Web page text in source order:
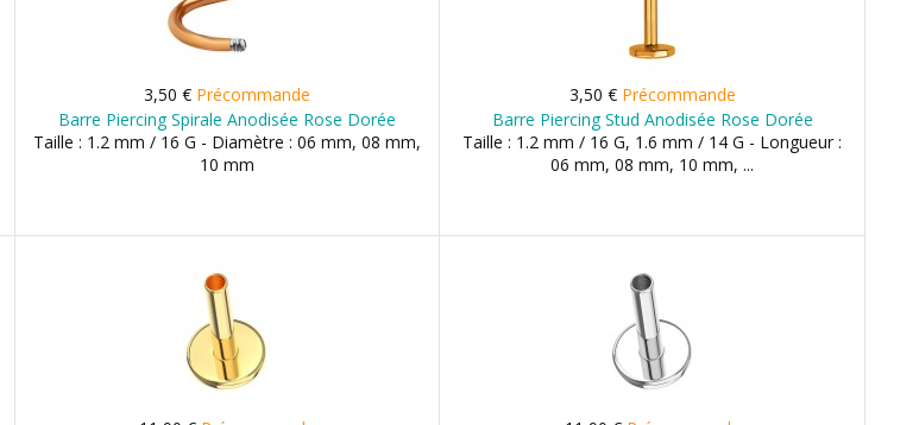
3,50 € Précommande
Barre Piercing Spirale Anodisée Rose Dorée
Taille : 1.2 mm / 16 G - Diamètre : 06 mm, 08 mm,
10 mm
3,50 € Précommande
Barre Piercing Stud Anodisée Rose Dorée
Taille : 1.2 mm / 16 G, 1.6 mm / 14 G - Longueur :
06 mm, 08 mm, 10 mm, ...